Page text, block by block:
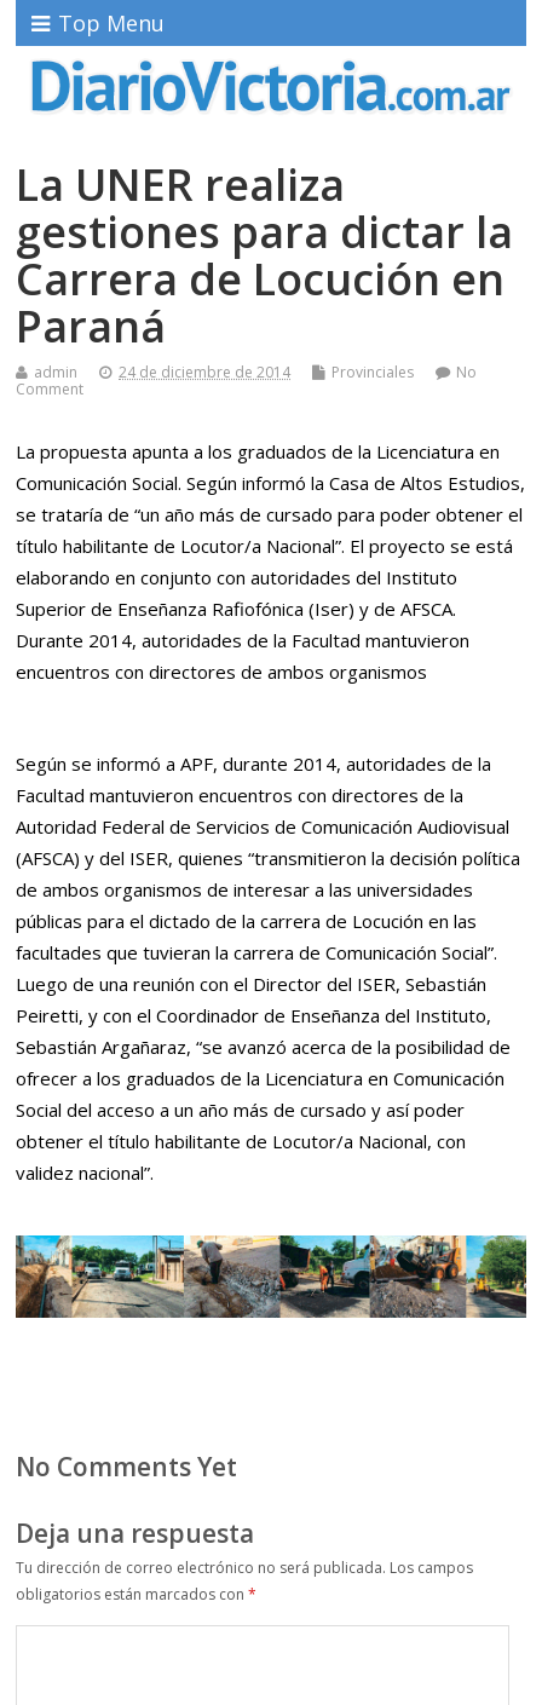
Top Menu
La UNER realiza
gestiones para dictar la
Carrera de Locución en
Paraná
admin 24 de diciembre de 2014 Provinciales
No
Comment
La propuesta apunta a los graduados de la Licenciatura en
Comunicación Social. Según informó la Casa de Altos Estudios,
se trataría de “un año más de cursado para poder obtener el
título habilitante de Locutor/a Nacional”. El proyecto se está
elaborando en conjunto con autoridades del Instituto
Superior de Enseñanza Rafiofónica (Iser) y de AFSCA.
Durante 2014, autoridades de la Facultad mantuvieron
encuentros con directores de ambos organismos
Según se informó a APF, durante 2014, autoridades de la
Facultad mantuvieron encuentros con directores de la
Autoridad Federal de Servicios de Comunicación Audiovisual
(AFSCA) y del ISER, quienes “transmitieron la decisión política
de ambos organismos de interesar a las universidades
públicas para el dictado de la carrera de Locución en las
facultades que tuvieran la carrera de Comunicación Social”.
Luego de una reunión con el Director del ISER, Sebastián
Peiretti, y con el Coordinador de Enseñanza del Instituto,
Sebastián Argañaraz, “se avanzó acerca de la posibilidad de
ofrecer a los graduados de la Licenciatura en Comunicación
Social del acceso a un año más de cursado y así poder
obtener el título habilitante de Locutor/a Nacional, con
validez nacional”.
No Comments Yet
Deja una respuesta
Tu dirección de correo electrónico no será publicada. Los campos
obligatorios están marcados con*